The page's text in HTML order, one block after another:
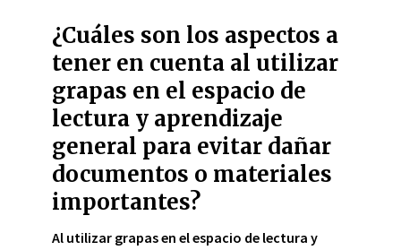
¿Cuáles son los aspectos a
tener en cuenta al utilizar
grapas en el espacio de
lectura y aprendizaje
general para evitar dañar
documentos o materiales
importantes?
Al utilizar grapas en el espacio de lectura y